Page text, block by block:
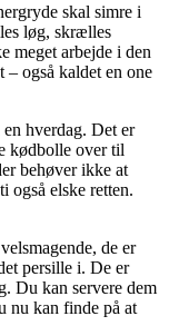
skal simre i
løg, skrælles
meget arbejde i den
– også kaldet en one
hverdag. Det er
kødbolle over til
behøver ikke at
også elske retten.
de er
persille i. De er
Du kan servere dem
nu kan finde på at